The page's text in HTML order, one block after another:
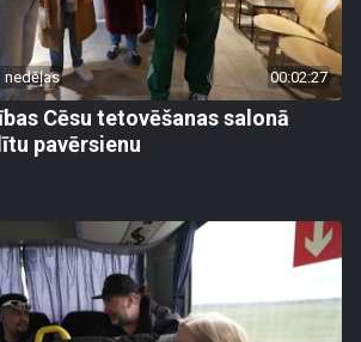
nedēļas 00:02:27
Cēsu tetovēšanas salonā
pavērsienu